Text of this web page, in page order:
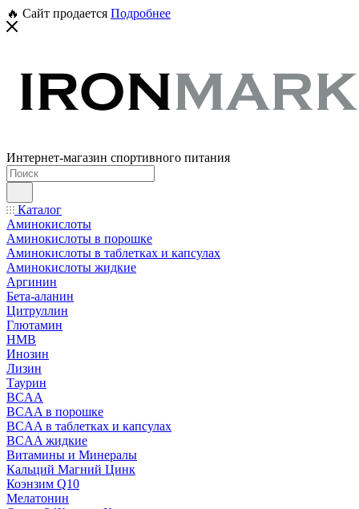
🔥 Сайт продается Подробнее
Интернет-магазин спортивного питания
Каталог
Аминокислоты
Аминокислоты в порошке
Аминокислоты в таблетках и капсулах
Аминокислоты жидкие
Аргинин
Бета-аланин
Цитруллин
Глютамин
HMB
Инозин
Лизин
Таурин
BCAA
BCAA в порошке
BCAA в таблетках и капсулах
BCAA жидкие
Витамины и Минералы
Кальций Магний Цинк
Коэнзим Q10
Мелатонин